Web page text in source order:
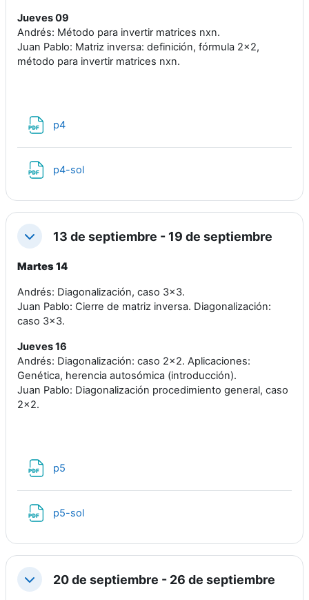
Jueves 09
Andrés: Método para invertir matrices nxn.
Juan Pablo: Matriz inversa: definición, fórmula 2x2,
método para invertir matrices nxn.
p4
p4-sol
Colapsar13 de septiembre - 19 de septiembre
Martes 14
Andrés: Diagonalización, caso 3x3.
Juan Pablo: Cierre de matriz inversa. Diagonalización:
caso 3x3.
Jueves 16
Andrés: Diagonalización: caso 2x2. Aplicaciones:
Genética, herencia autosómica (introducción).
Juan Pablo: Diagonalización procedimiento general, caso
2x2.
p5
p5-sol
Colapsar20 de septiembre - 26 de septiembre